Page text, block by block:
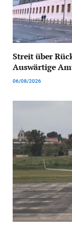
Streit über
Auswärtige
06/08/2026